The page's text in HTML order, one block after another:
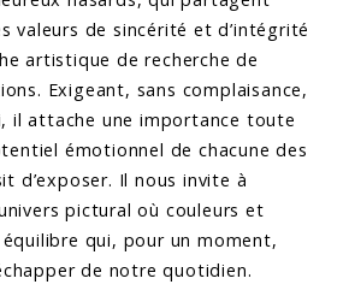
valeurs de sincérité et d’intégrité
artistique de recherche de
Exigeant, sans complaisance,
il attache une importance toute
émotionnel de chacune des
d’exposer. Il nous invite à
pictural où couleurs et
qui, pour un moment,
de notre quotidien.